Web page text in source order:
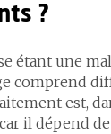
?
étant une
comprend
est,
il dépend